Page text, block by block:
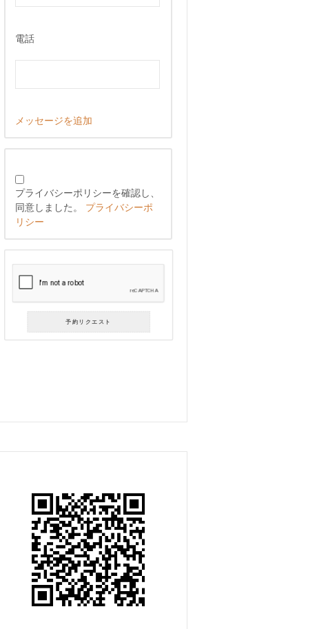
電話
メッセージを追加
プライバシーポリシーを確認し、
同意しました。 プライバシーポ
リシー
予約リクエスト